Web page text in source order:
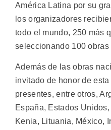
América Latina por su
los organizadores
todo el mundo, 250 más
seleccionando 100
Además de las obras
invitado de honor de
presentes, entre otros,
España, Estados
Kenia, Lituania, México,